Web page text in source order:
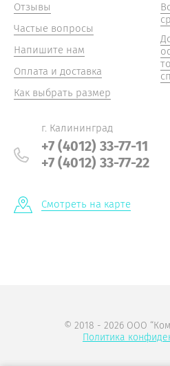
Отзывы
Частые вопросы
Напишите нам
Оплата и доставка
Как выбрать размер
г. Калининград
+7 (4012) 33-77-11
+7 (4012) 33-77-22
Смотреть на карте
© 2018 - 2026 ООО
Политика